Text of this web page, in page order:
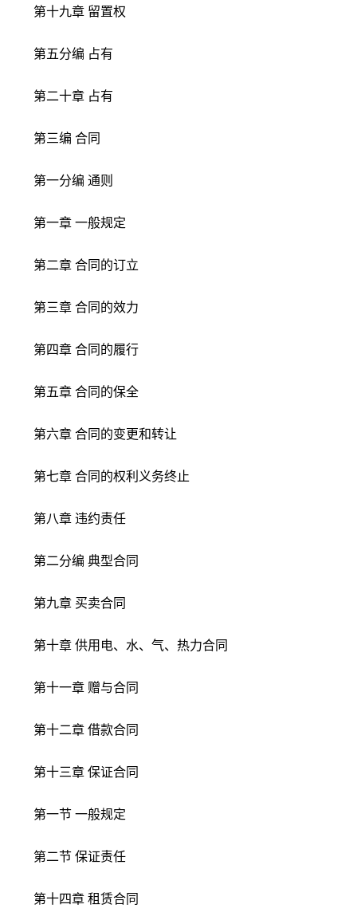
第十九章 留置权
第五分编 占有
第二十章 占有
第三编 合同
第一分编 通则
第一章 一般规定
第二章 合同的订立
第三章 合同的效力
第四章 合同的履行
第五章 合同的保全
第六章 合同的变更和转让
第七章 合同的权利义务终止
第八章 违约责任
第二分编 典型合同
第九章 买卖合同
第十章 供用电、水、气、热力合同
第十一章 赠与合同
第十二章 借款合同
第十三章 保证合同
第一节 一般规定
第二节 保证责任
第十四章 租赁合同